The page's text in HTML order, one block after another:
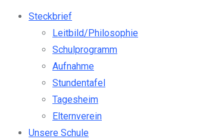
Steckbrief
Leitbild/Philosophie
Schulprogramm
Aufnahme
Stundentafel
Tagesheim
Elternverein
Unsere Schule